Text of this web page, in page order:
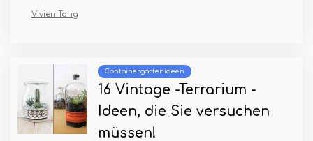
Vivien Tang
Containergartenideen
16 Vintage -Terrarium -
Ideen, die Sie versuchen
müssen!